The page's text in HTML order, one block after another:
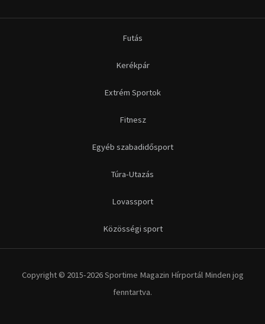
Futás
Kerékpár
Extrém Sportok
Fitnesz
Egyéb szabadidősport
Túra-Utazás
Lovassport
Közösségi sport
Copyright © 2015-2026 Sportime Magazin Hírportál Minden jog
fenntartva.